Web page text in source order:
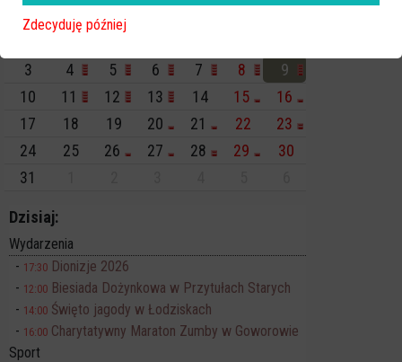
Pn
Wt Śr
3
4 5 6 7 8
9
10
11 12 13 14 15
16
17
18 19 20 21 22
23
24
25 26 27 28 29
30
31
Dzisiaj:
Wydarzenia
17:30 Dionizje 2026
12:00 Biesiada Dożynkowa w Przytułach Starych
14:00 Święto jagody w Łodziskach
16:00 Charytatywny Maraton Zumby w Goworowie
Sport
Zdecyduję później